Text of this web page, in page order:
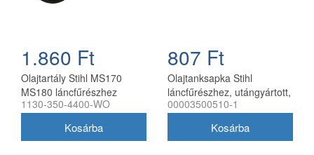
1.860 Ft
Olajtartály Stihl MS170
MS180 láncfűrészhez
komplett utángyártott
1130-350-4400-WO
807 Ft
Olajtanksapka Stihl
láncfűrészhez, utángyártott,
33 mm
00003500510-1